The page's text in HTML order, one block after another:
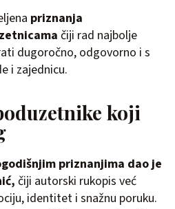
priznanja
čiji rad najbolje
dugoročno, odgovorno i s
i zajednicu.
koji
priznanjima dao je
čiji autorski rukopis već
identitet i snažnu poruku.